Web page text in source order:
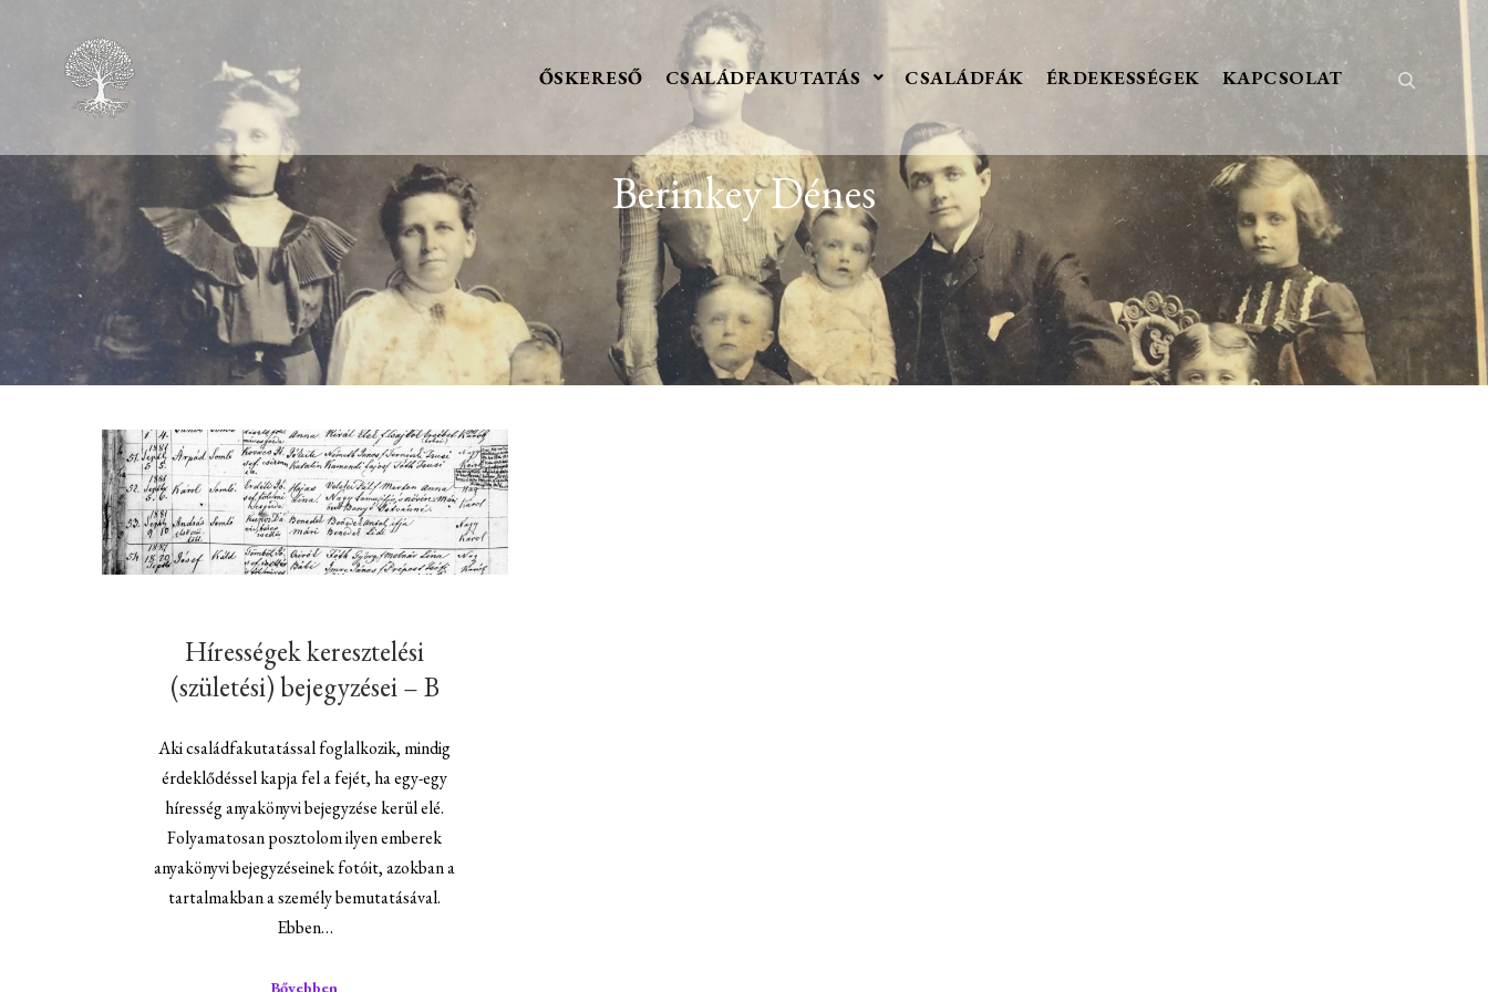
ŐSKERESŐ CSALÁDFAKUTATÁS CSALÁDFÁK ÉRDEKESSÉGEK KAPCSOLAT
Berinkey Dénes
Hírességek keresztelési
(születési) bejegyzései – B
Aki családfakutatással foglalkozik, mindig
érdeklődéssel kapja fel a fejét, ha egy-egy
híresség anyakönyvi bejegyzése kerül elé.
Folyamatosan posztolom ilyen emberek
anyakönyvi bejegyzéseinek fotóit, azokban a
tartalmakban a személy bemutatásával.
Ebben…
Bővebben